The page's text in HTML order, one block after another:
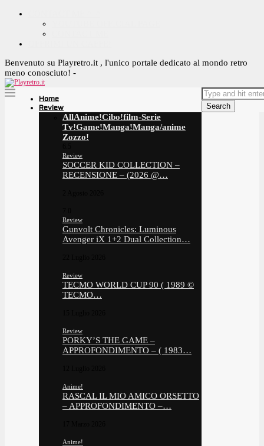
Benvenuto su Playretro.it , l'unico portale dedicato al mondo retro
meno conosciuto! -
Home
Review
AllAnime!Cibo!film-Serie
Tv!Game!Manga!Manga/anime
Zozzo!
Review
SOCCER KID COLLECTION –
RECENSIONE – (2026 @…
Review
Gunvolt Chronicles: Luminous
Avenger iX 1+2 Dual Collection…
Review
TECMO WORLD CUP 90 ( 1989 ©
TECMO…
Review
PORKY’S THE GAME –
APPROFONDIMENTO – ( 1983…
Anime!
RASCAL IL MIO AMICO ORSETTO
– APPROFONDIMENTO –…
Anime!
Search